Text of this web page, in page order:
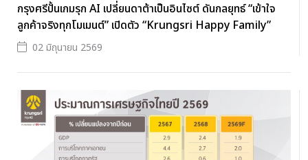
กรุงศรีปั้นเกมรุก AI เปลี่ยนดาต้าเป็นอินไซต์ ดันกลยุทธ์ “เข้าใจ
ลูกค้าจริงทุกโมเมนต์” เปิดตัว “Krungsri Happy Family”
02 มิถุนายน 2569